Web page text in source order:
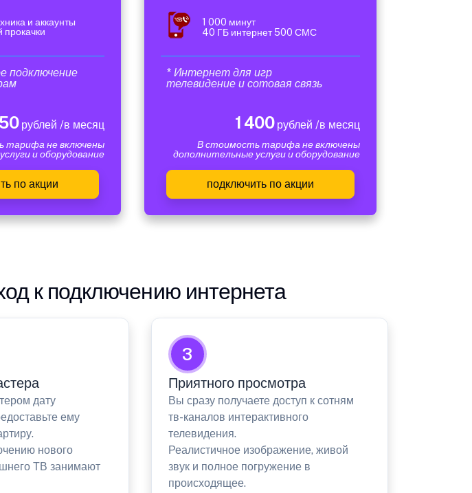
и аккаунты
прокачки
подключение
рублей /в месяц
тарифа не включены
и оборудование
по акции
1 000 минут
40 ГБ интернет 500 СМС
* Интернет для игр
телевидение и сотовая связь
1 400рублей /в месяц
В стоимость тарифа не включены
дополнительные услуги и оборудование
подключить по акции
к подключению интернета
дату
ему
нового
ТВ занимают
3
Приятного просмотра
Вы сразу получаете доступ к сотням
тв-каналов интерактивного
телевидения.
Реалистичное изображение, живой
звук и полное погружение в
происходящее.